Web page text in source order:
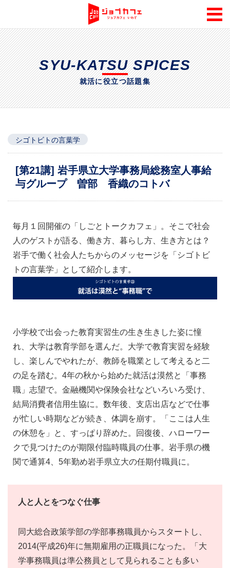
SYU-KATSU SPICES
就活に役立つ話題集
シゴトビトの言葉学
[第21講] 岩手県立大学事務局総務室人事給
与グループ 曽部 香織のコトバ
毎月１回開催の「しごとトークカフェ」。そこで社会
人のゲストが語る、働き方、暮らし方、生き方とは？
岩手で働く社会人たちからのメッセージを「シゴトビ
トの言葉学」として紹介します。
小学校で出会った教育実習生の生き生きした姿に憧
れ、大学は教育学部を選んだ。大学で教育実習を経験
し、楽しんでやれたが、教師を職業として考えると二
の足を踏む。4年の秋から始めた就活は漠然と「事務
職」志望で。金融機関や保険会社などいろいろ受け、
結局消費者信用生協に。数年後、支店出店などで仕事
が忙しい時期などが続き、体調を崩す。「ここは人生
の休憩を」と、すっぱり辞めた。回復後、ハローワー
クで見つけたのが期限付臨時職員の仕事。岩手県の機
関で通算4、5年勤め岩手県立大の任期付職員に。
人と人とをつなぐ仕事
同大総合政策学部の学部事務職員からスタートし、
2014(平成26)年に無期雇用の正職員になった。「大
学事務職員は準公務員として見られることも多い